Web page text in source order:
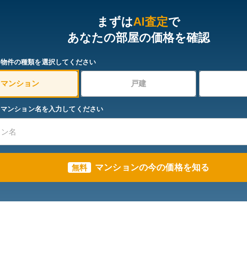
まずはAI査定で
あなたの部屋の価格を確認
物件の種類を選択してください
マンション 戸建
マンション名を入力してください
無料 マンションの今の価格を知る